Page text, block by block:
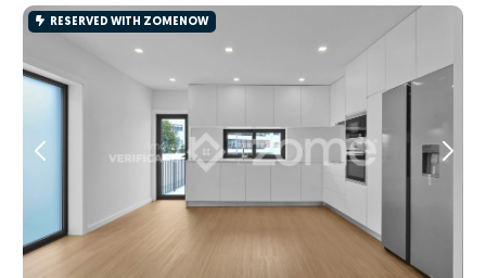
RESERVED WITH ZOMENOW